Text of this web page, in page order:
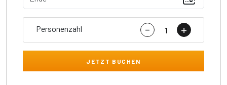
Personenzahl - +
JETZT BUCHEN